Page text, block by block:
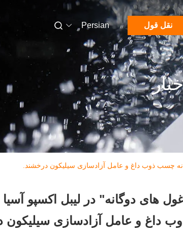
نقل قول Persian
داغ و عامل آزادسازی سیلیکون